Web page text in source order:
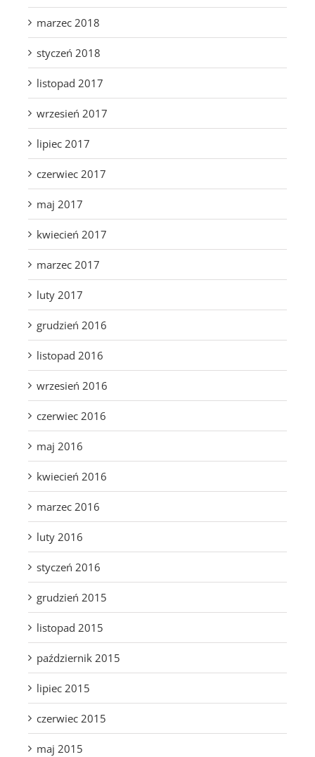
marzec 2018
styczeń 2018
listopad 2017
wrzesień 2017
lipiec 2017
czerwiec 2017
maj 2017
kwiecień 2017
marzec 2017
luty 2017
grudzień 2016
listopad 2016
wrzesień 2016
czerwiec 2016
maj 2016
kwiecień 2016
marzec 2016
luty 2016
styczeń 2016
grudzień 2015
listopad 2015
październik 2015
lipiec 2015
czerwiec 2015
maj 2015